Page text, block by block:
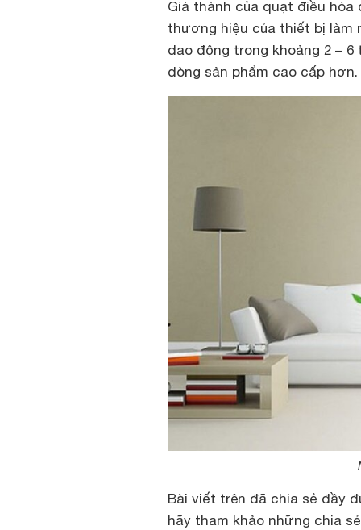
Giá thành của quạt điều hòa
thương hiệu của thiết bị làm
dao động trong khoảng 2 –
dòng sản phẩm cao cấp hơn.
Bài viết trên đã chia sẻ đầy
hãy tham khảo những chia